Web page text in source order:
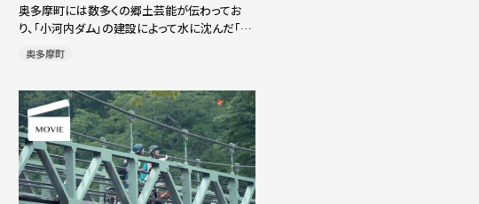
奥多摩町には数多くの郷土芸能が伝わってお
り、「小河内ダム」の建設によって水に沈んだ「小
河内村」に伝わっていた郷土芸能も村民によっ
て受け継がれ、9月の「小河内神社祭礼」に奉納
に […]
奥多摩町